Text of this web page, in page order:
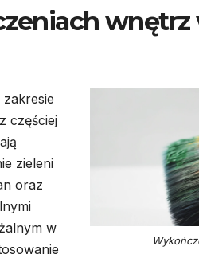
wnętrz
częściej
zieleni
oraz
w